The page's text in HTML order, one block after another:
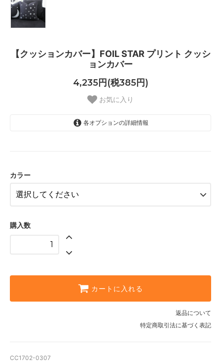
【クッションカバー】FOIL STAR プリント クッシ
ョンカバー
4,235円(税385円)
お気に入り
各オプションの詳細情報
カラー
購入数
カートに入れる
返品について
特定商取引法に基づく表記
CC1702-0307